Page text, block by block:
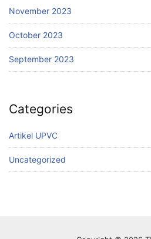
November 2023
October 2023
September 2023
Categories
Artikel UPVC
Uncategorized